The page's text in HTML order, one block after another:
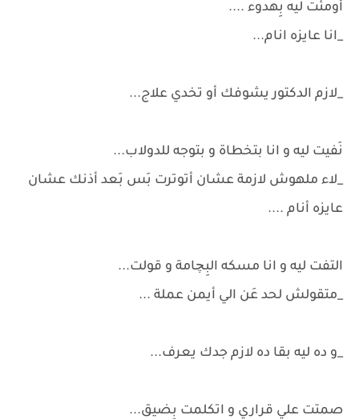
أومئت ليه بِهدوء ....
_انا عايزه انام...
_لازم الدكتور يشوفك أو تخدي علاج...
نَفيت ليه و انا بتخطاة و بتوجه للدولاب...
_لاء ملهوش لازمة عشان أتوترت بَس بَعد أذنك عشان
عايزه أنام ....
التفت ليه و انا مسكه البِچامة و قولت...
_متقولش لحد عَن الي أيمن عملة ...
_و ده ليه بقا ده لازم جدك يعرف...
صمتت علي قراري و اتكلمت بِضيق...